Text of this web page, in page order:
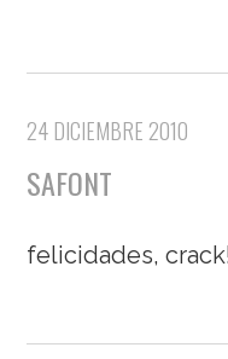
24 DICIEMBRE 2010
SAFONT
felicidades,